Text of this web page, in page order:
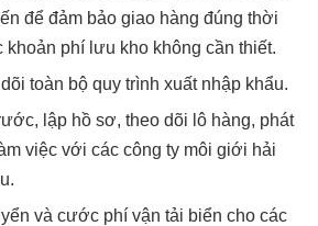
để đảm bảo giao hàng đúng thời
khoản phí lưu kho không cần thiết.
toàn bộ quy trình xuất nhập khẩu.
lập hồ sơ, theo dõi lô hàng, phát
việc với các công ty môi giới hải
và cước phí vận tải biển cho các